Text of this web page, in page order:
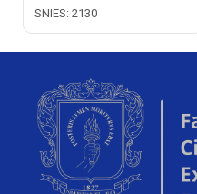
SNIES: 2130